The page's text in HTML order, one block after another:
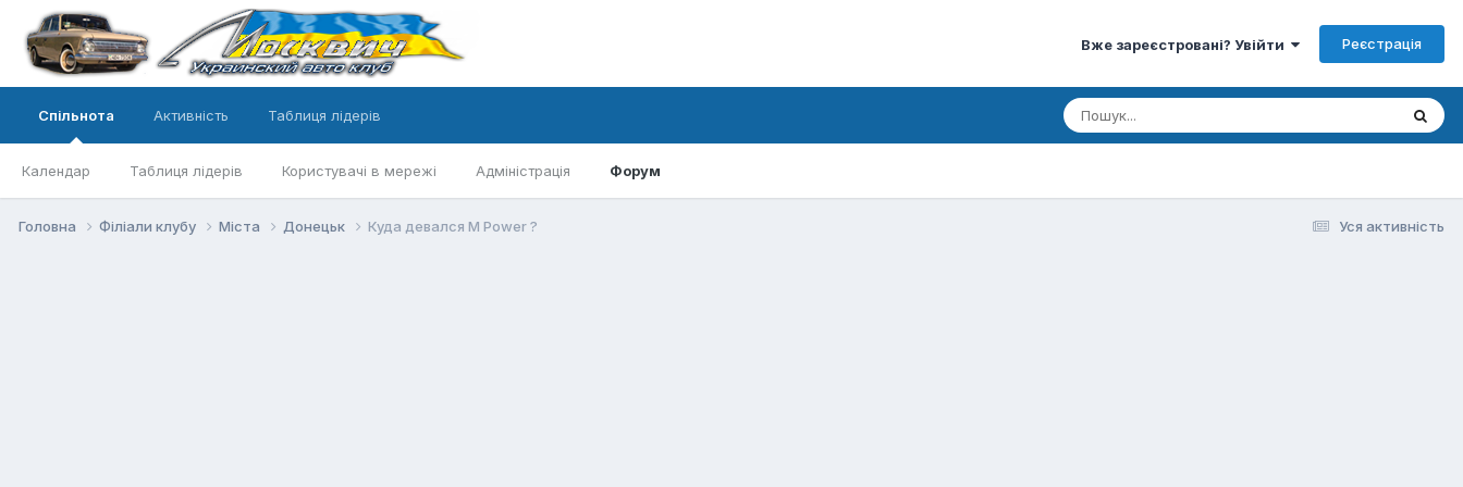
Вже зареєстровані? Увійти Реєстрація
Спільнота
Календар Таблиця лідерів Користувачі в мережі Адміністрація Форум
Активність Таблиця лідерів
Уся активність
Головна Філіали клубу Міста Донецьк Куда девался M Power ?